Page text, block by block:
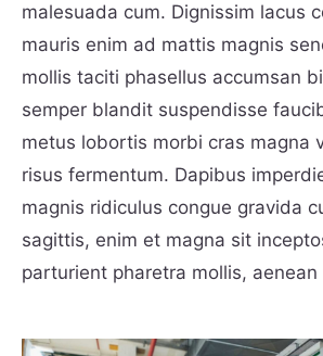
malesuada cum. Dignissim lacus
mauris enim ad mattis magnis
mollis taciti phasellus accumsan
semper blandit suspendisse
metus lobortis morbi cras magna
risus fermentum. Dapibus
magnis ridiculus congue gravida
sagittis, enim et magna sit
parturient pharetra mollis, aenean